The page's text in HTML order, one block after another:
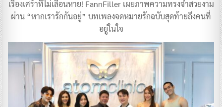
เรื่องเศร้าที่ไม่เลือนหาย! FannFiller เผยภาพความทรงจำสวยงาม
ผ่าน “หากเรารักกันอยู่” บทเพลงจดหมายรักฉบับสุดท้ายถึงคนที่
อยู่ในใจ